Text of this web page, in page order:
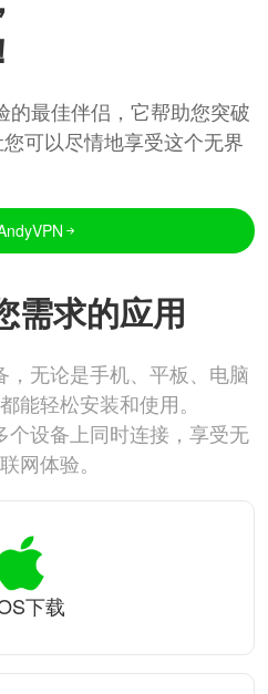
的最佳伴侣，它帮助您突破
可以尽情地享受这个无界
需求的应用
无论是手机、平板、电脑
能轻松安装和使用。
设备上同时连接，享受无
网体验。
下载